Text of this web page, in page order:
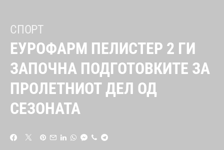
СПОРТ
ЕУРОФАРМ ПЕЛИСТЕР 2 ГИ
ЗАПОЧНА ПОДГОТОВКИТЕ ЗА
ПРОЛЕТНИОТ ДЕЛ ОД
СЕЗОНАТА